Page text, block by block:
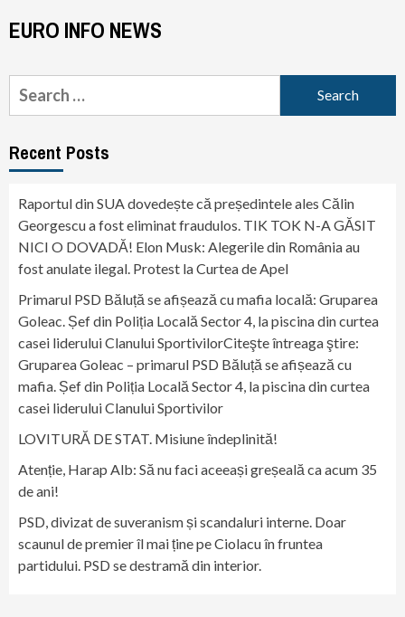
EURO INFO NEWS
Search
for:
Recent Posts
Raportul din SUA dovedește că președintele ales Călin
Georgescu a fost eliminat fraudulos. TIK TOK N-A GĂSIT
NICI O DOVADĂ! Elon Musk: Alegerile din România au
fost anulate ilegal. Protest la Curtea de Apel
Primarul PSD Băluță se afișează cu mafia locală: Gruparea
Goleac. Șef din Poliția Locală Sector 4, la piscina din curtea
casei liderului Clanului SportivilorCiteşte întreaga ştire:
Gruparea Goleac – primarul PSD Băluță se afișează cu
mafia. Șef din Poliția Locală Sector 4, la piscina din curtea
casei liderului Clanului Sportivilor
LOVITURĂ DE STAT. Misiune îndeplinită!
Atenție, Harap Alb: Să nu faci aceeași greșeală ca acum 35
de ani!
PSD, divizat de suveranism și scandaluri interne. Doar
scaunul de premier îl mai ține pe Ciolacu în fruntea
partidului. PSD se destramă din interior.